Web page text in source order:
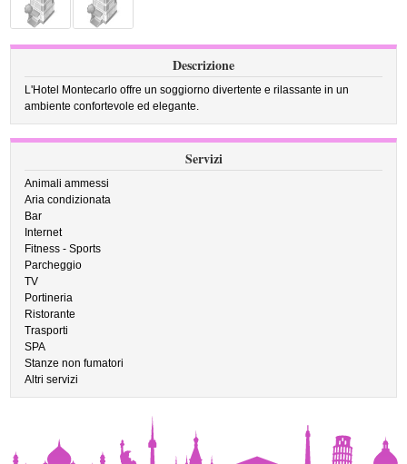
Descrizione
L'Hotel Montecarlo offre un soggiorno divertente e rilassante in un
ambiente confortevole ed elegante.
Servizi
Animali ammessi
Aria condizionata
Bar
Internet
Fitness - Sports
Parcheggio
TV
Portineria
Ristorante
Trasporti
SPA
Stanze non fumatori
Altri servizi